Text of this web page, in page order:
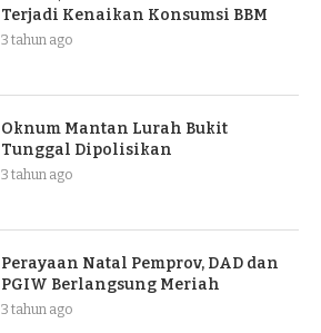
Terjadi Kenaikan Konsumsi BBM
3 tahun ago
Oknum Mantan Lurah Bukit
Tunggal Dipolisikan
3 tahun ago
Perayaan Natal Pemprov, DAD dan
PGIW Berlangsung Meriah
3 tahun ago